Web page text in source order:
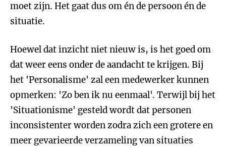
moet zijn. Het gaat dus om én de persoon én de
situatie.
Hoewel dat inzicht niet nieuw is, is het goed om
dat weer eens onder de aandacht te krijgen. Bij
het 'Personalisme' zal een medewerker kunnen
opmerken: 'Zo ben ik nu eenmaal'. Terwijl bij het
'Situationisme' gesteld wordt dat personen
inconsistenter worden zodra zich een grotere en
meer gevarieerde verzameling van situaties